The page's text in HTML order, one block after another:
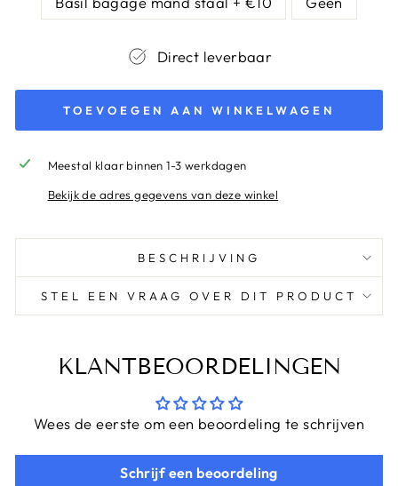
Direct leverbaar
TOEVOEGEN AAN WINKELWAGEN
Meestal klaar binnen 1-3 werkdagen
Bekijk de adres gegevens van deze winkel
BESCHRIJVING
STEL EEN VRAAG OVER DIT PRODUCT
KLANTBEOORDELINGEN
Wees de eerste om een beoordeling te schrijven
Schrijf een beoordeling